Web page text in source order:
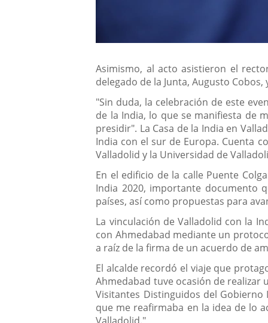
Asimismo, al acto asistieron el
delegado de la Junta, Augusto
"Sin duda, la celebración de este
de la India, lo que se manifiesta de
presidir". La Casa de la India en
India con el sur de Europa. Cuenta
Valladolid y la Universidad de
En el edificio de la calle Puente
India 2020, importante documento
países, así como propuestas para
La vinculación de Valladolid con la
con Ahmedabad mediante un
a raíz de la firma de un acuerdo de
El alcalde recordó el viaje que
Ahmedabad tuve ocasión de realizar
Visitantes Distinguidos del
que me reafirmaba en la idea de lo